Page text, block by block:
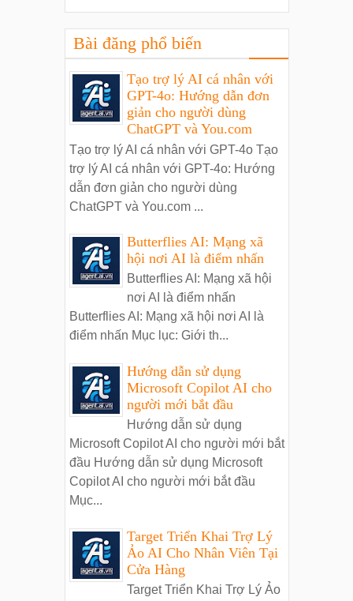
Bài đăng phổ biến
Tạo trợ lý AI cá nhân với
GPT-4o: Hướng dẫn đơn
giản cho người dùng
ChatGPT và You.com
Tạo trợ lý AI cá nhân với GPT-4o Tạo
trợ lý AI cá nhân với GPT-4o: Hướng
dẫn đơn giản cho người dùng
ChatGPT và You.com ...
Butterflies AI: Mạng xã
hội nơi AI là điểm nhấn
Butterflies AI: Mạng xã hội
nơi AI là điểm nhấn
Butterflies AI: Mạng xã hội nơi AI là
điểm nhấn Mục lục: Giới th...
Hướng dẫn sử dụng
Microsoft Copilot AI cho
người mới bắt đầu
Hướng dẫn sử dụng
Microsoft Copilot AI cho người mới bắt
đầu Hướng dẫn sử dụng Microsoft
Copilot AI cho người mới bắt đầu
Mục...
Target Triển Khai Trợ Lý
Ảo AI Cho Nhân Viên Tại
Cửa Hàng
Target Triển Khai Trợ Lý Ảo